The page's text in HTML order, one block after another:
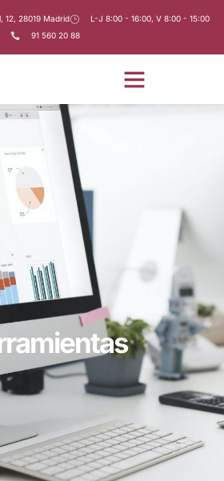
12, 28019 Madrid
L-J 8:00 - 16:00, V 8:00 - 15:00
91 560 20 88